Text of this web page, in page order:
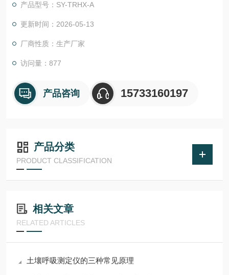
现±3ppm的CO₂浓度测量精度。部分型号如LI-7810更集成多气体
分析模块，可同步监测CH₄、CO₂和H₂O通量，为研究温室气体协
产品型号：SY-TRHX-A
更新时间：2026-05-13
厂商性质：生产厂家
访问量：877
产品咨询 15733160197
产品分类
PRODUCT CLASSIFICATION
相关文章
RELATED ARTICLES
土壤呼吸测定仪的三种常见原理